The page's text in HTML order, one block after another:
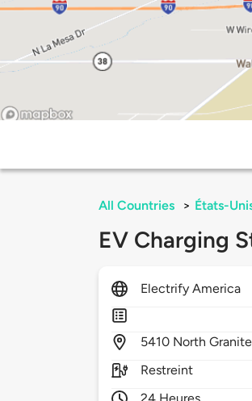
All Countries > États-
EV Charging
Electrify America
5410 North
Restreint